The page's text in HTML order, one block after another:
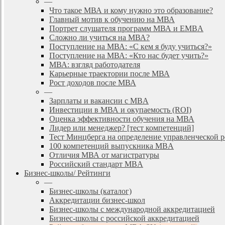
Что такое МВА и кому нужно это образование?
Главный мотив к обучению на МВА
Портрет слушателя программ МВА и EMBA
Сложно ли учиться на МВА?
Поступление на МВА: «С кем я буду учиться?»
Поступление на МВА: «Кто нас будет учить?»
МВА: взгляд работодателя
Карьерные траектории после МВА
Рост доходов после МВА
—
Зарплаты и вакансии с MBA
Инвестиции в МВА и окупаемость (ROI)
Оценка эффективности обучения на МВА
Лидер или менеджер? [тест компетенций]
Тест Минцберга на определение управленческой
100 компетенций выпускника MBA
Отличия МВА от магистратуры
Российский стандарт MBA
Бизнес-школы/ Рейтинги
—
Бизнес-школы (каталог)
Аккредитации бизнес-школ
Бизнес-школы с международной аккредитацией
Бизнес-школы с российской аккредитацией